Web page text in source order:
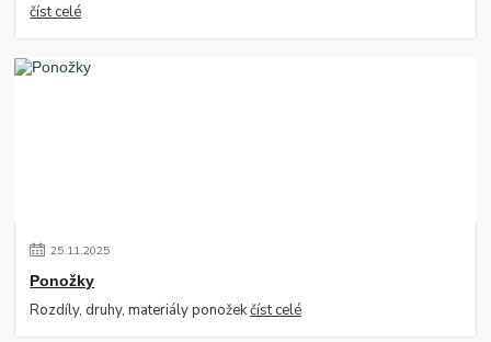
číst celé
25.11.2025
Ponožky
Rozdíly, druhy, materiály ponožekčíst celé